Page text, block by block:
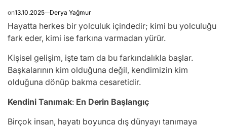
on13.10.2025 Derya Yağmur
Hayatta herkes bir yolculuk içindedir; kimi bu yolculuğu
fark eder, kimi ise farkına varmadan yürür.
Kişisel gelişim, işte tam da bu farkındalıkla başlar.
Başkalarının kim olduğuna değil, kendimizin kim
olduğuna dönüp bakma cesaretidir.
Kendini Tanımak: En Derin Başlangıç
Birçok insan, hayatı boyunca dış dünyayı tanımaya